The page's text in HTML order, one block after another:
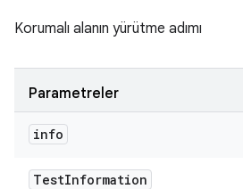
Korumalı alanın yürütme adımı
Parametreler
info
TestInformation